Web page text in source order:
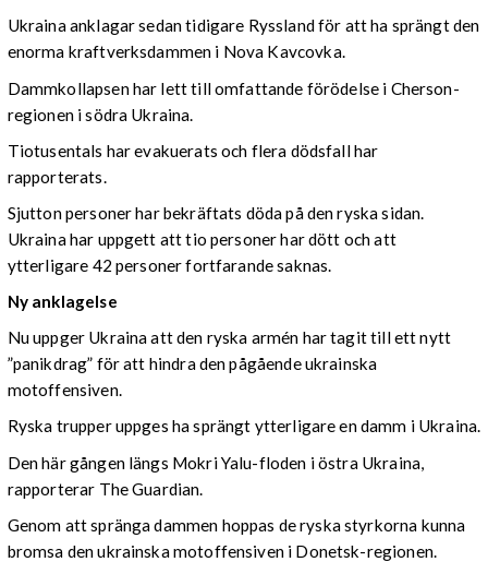
Ukraina anklagar sedan tidigare Ryssland för att ha sprängt den
enorma kraftverksdammen i Nova Kavcovka.
Dammkollapsen har lett till omfattande förödelse i Cherson-
regionen i södra Ukraina.
Tiotusentals har evakuerats och flera dödsfall har
rapporterats.
Sjutton personer har bekräftats döda på den ryska sidan.
Ukraina har uppgett att tio personer har dött och att
ytterligare 42 personer fortfarande saknas.
Ny anklagelse
Nu uppger Ukraina att den ryska armén har tagit till ett nytt
”panikdrag” för att hindra den pågående ukrainska
motoffensiven.
Ryska trupper uppges ha sprängt ytterligare en damm i Ukraina.
Den här gången längs Mokri Yalu-floden i östra Ukraina,
rapporterar The Guardian.
Genom att spränga dammen hoppas de ryska styrkorna kunna
bromsa den ukrainska motoffensiven i Donetsk-regionen.